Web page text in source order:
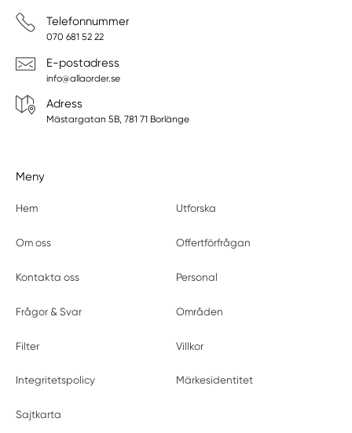
Telefonnummer
070 681 52 22
E-postadress
info@allaorder.se
Adress
Mästargatan 5B, 781 71 Borlänge
Meny
Hem Utforska
Om oss Offertförfrågan
Kontakta oss Personal
Frågor & Svar Områden
Filter Villkor
Integritetspolicy Märkesidentitet
Sajtkarta